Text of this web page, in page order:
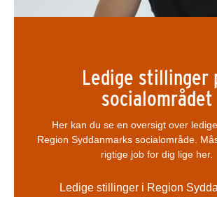
Ledige stillinger
socialområdet
Her kan du se en oversigt over
Region Syddanmarks socialområde.
rigtige job for dig lige her.
Ledige stillinger i Region